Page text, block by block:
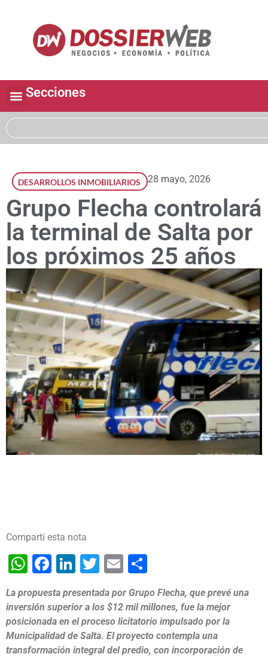
Secciones
DESARROLLOS INMOBILIARIOS 28 mayo, 2026
Grupo Flecha controlará
la terminal de Salta por
los próximos 25 años
Compartí esta nota
WhatsApp
Facebook
LinkedIn
TwitterEmail
La propuesta presentada por Grupo Flecha, que prevé una
inversión superior a los $12 mil millones, fue la mejor
posicionada en el proceso licitatorio impulsado por la
Municipalidad de Salta. El proyecto contempla una
transformación integral del predio, con incorporación de